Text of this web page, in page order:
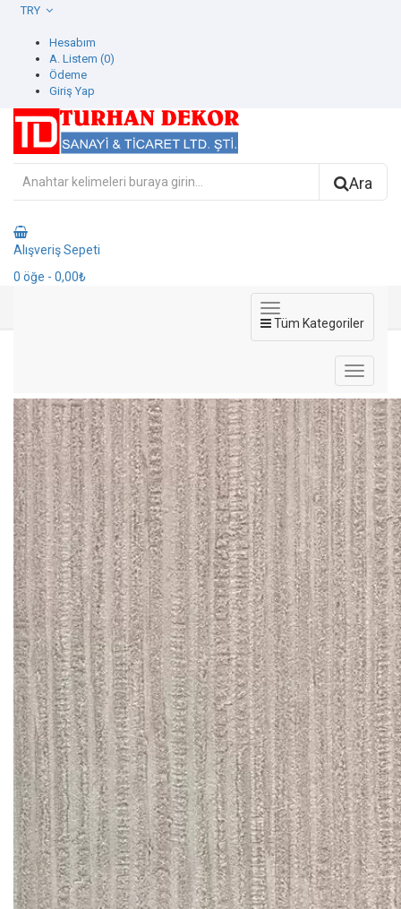
Hesabım
A. Listem (0)
Ödeme
Giriş Yap
Ara
Alışveriş Sepeti
0 öğe - 0,00₺
Tüm Kategoriler